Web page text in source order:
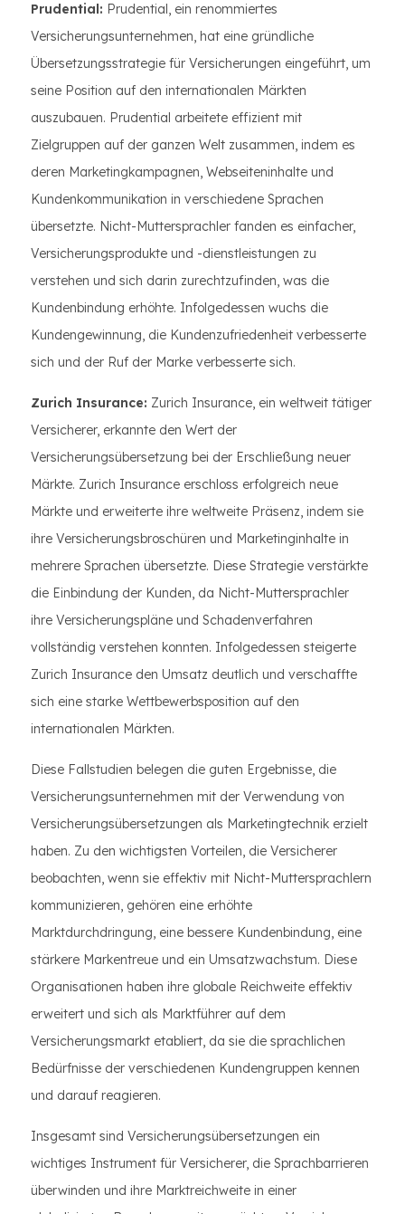
Prudential: Prudential, ein renommiertes
Versicherungsunternehmen, hat eine gründliche
Übersetzungsstrategie für Versicherungen eingeführt, um
seine Position auf den internationalen Märkten
auszubauen. Prudential arbeitete effizient mit
Zielgruppen auf der ganzen Welt zusammen, indem es
deren Marketingkampagnen, Webseiteninhalte und
Kundenkommunikation in verschiedene Sprachen
übersetzte. Nicht-Muttersprachler fanden es einfacher,
Versicherungsprodukte und -dienstleistungen zu
verstehen und sich darin zurechtzufinden, was die
Kundenbindung erhöhte. Infolgedessen wuchs die
Kundengewinnung, die Kundenzufriedenheit verbesserte
sich und der Ruf der Marke verbesserte sich.
Zurich Insurance: Zurich Insurance, ein weltweit tätiger
Versicherer, erkannte den Wert der
Versicherungsübersetzung bei der Erschließung neuer
Märkte. Zurich Insurance erschloss erfolgreich neue
Märkte und erweiterte ihre weltweite Präsenz, indem sie
ihre Versicherungsbroschüren und Marketinginhalte in
mehrere Sprachen übersetzte. Diese Strategie verstärkte
die Einbindung der Kunden, da Nicht-Muttersprachler
ihre Versicherungspläne und Schadenverfahren
vollständig verstehen konnten. Infolgedessen steigerte
Zurich Insurance den Umsatz deutlich und verschaffte
sich eine starke Wettbewerbsposition auf den
internationalen Märkten.
Diese Fallstudien belegen die guten Ergebnisse, die
Versicherungsunternehmen mit der Verwendung von
Versicherungsübersetzungen als Marketingtechnik erzielt
haben. Zu den wichtigsten Vorteilen, die Versicherer
beobachten, wenn sie effektiv mit Nicht-Muttersprachlern
kommunizieren, gehören eine erhöhte
Marktdurchdringung, eine bessere Kundenbindung, eine
stärkere Markentreue und ein Umsatzwachstum. Diese
Organisationen haben ihre globale Reichweite effektiv
erweitert und sich als Marktführer auf dem
Versicherungsmarkt etabliert, da sie die sprachlichen
Bedürfnisse der verschiedenen Kundengruppen kennen
und darauf reagieren.
Insgesamt sind Versicherungsübersetzungen ein
wichtiges Instrument für Versicherer, die Sprachbarrieren
überwinden und ihre Marktreichweite in einer